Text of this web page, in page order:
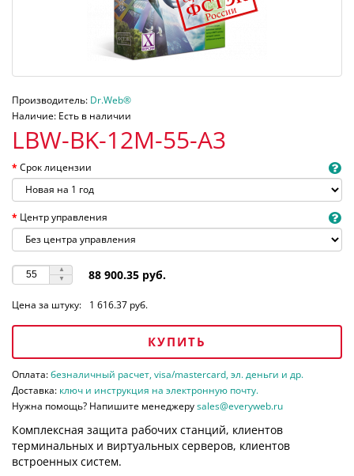
Производитель: Dr.Web®
Наличие: Есть в наличии
LBW-BK-12M-55-A3
Срок лицензии
Центр управления
88 900.35 руб.
Цена за штуку: 1 616.37 руб.
КУПИТЬ
Оплата:безналичный расчет, visa/mastercard, эл. деньги и др.
Доставка: ключ и инструкция на электронную почту.
Нужна помощь? Напишите менеджеруsales@everyweb.ru
Комплексная защита рабочих станций, клиентов
терминальных и виртуальных серверов, клиентов
встроенных систем.